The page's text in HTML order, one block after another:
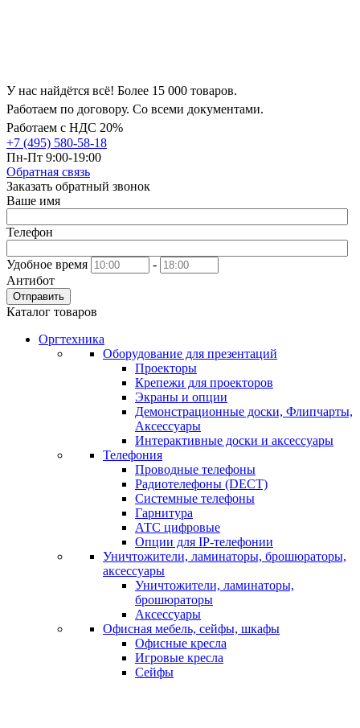
У нас найдётся всё! Более 15 000 товаров.
Работаем по договору. Со всеми документами.
Работаем с НДС 20%
+7 (495) 580-58-18
Пн-Пт 9:00-19:00
Обратная связь
Заказать обратный звонок
Ваше имя
Телефон
Удобное время
-
Антибот
Отправить
Каталог товаров
Оргтехника
Оборудование для презентаций
Проекторы
Крепежи для проекторов
Экраны и опции
Демонстрационные доски, Флипчарты,
Аксессуары
Интерактивные доски и аксессуары
Телефония
Проводные телефоны
Радиотелефоны (DECT)
Системные телефоны
Гарнитура
АТС цифровые
Опции для IP-телефонии
Уничтожители, ламинаторы, брошюраторы,
аксессуары
Уничтожители, ламинаторы,
брошюраторы
Аксессуары
Офисная мебель, сейфы, шкафы
Офисные кресла
Игровые кресла
Сейфы